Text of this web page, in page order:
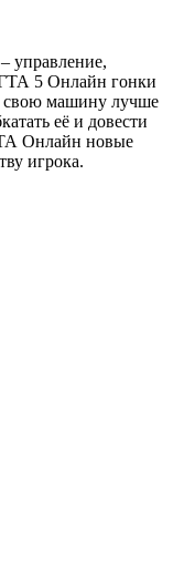
управление,
5 Онлайн гонки
свою машину лучше
её и довести
Онлайн новые
игрока.